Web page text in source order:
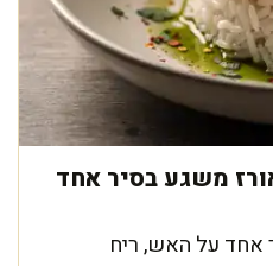
משגע בסיר אחד
אחד על האש, ריח